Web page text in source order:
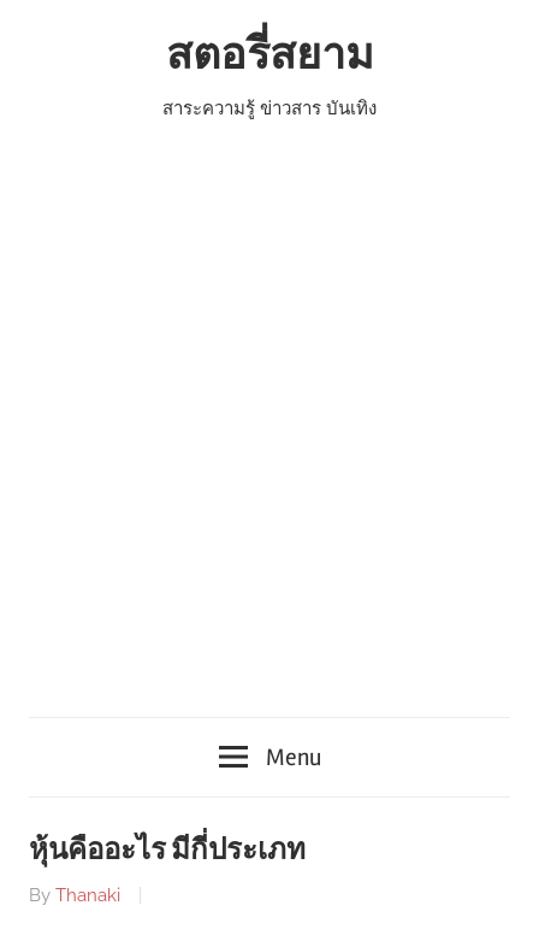
สตอรี่สยาม
สาระความรู้ ข่าวสาร บันเทิง
Menu
หุ้นคืออะไร มีกี่ประเภท
By Thanaki